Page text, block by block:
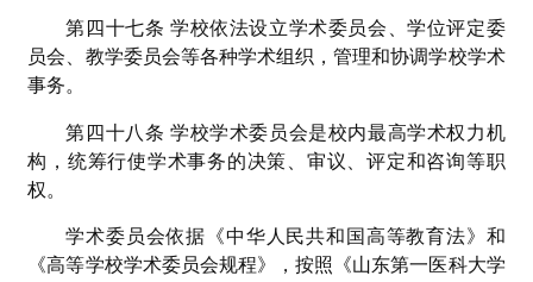
第四十七条 学校依法设立学术委员会、学位评定委
员会、教学委员会等各种学术组织，管理和协调学校学术
事务。
第四十八条 学校学术委员会是校内最高学术权力机
构，统筹行使学术事务的决策、审议、评定和咨询等职
权。
学术委员会依据《中华人民共和国高等教育法》和
《高等学校学术委员会规程》，按照《山东第一医科大学